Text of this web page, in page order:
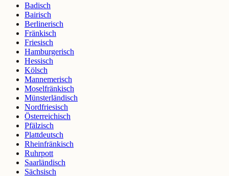
Badisch
Bairisch
Berlinerisch
Fränkisch
Friesisch
Hamburgerisch
Hessisch
Kölsch
Mannemerisch
Moselfränkisch
Münsterländisch
Nordfriesisch
Österreichisch
Pfälzisch
Plattdeutsch
Rheinfränkisch
Ruhrpott
Saarländisch
Sächsisch